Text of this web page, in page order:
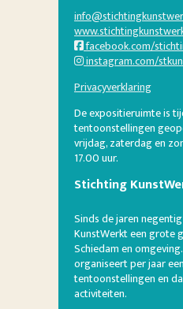
facebook.com/
instagram.com/
Privacyverklaring
De expositieruimte is
tentoonstellingen
vrijdag, zaterdag en
17.00 uur.
Stichting
Sinds de jaren
KunstWerkt een grote
Schiedam en
organiseert per jaar
tentoonstellingen en
activiteiten.